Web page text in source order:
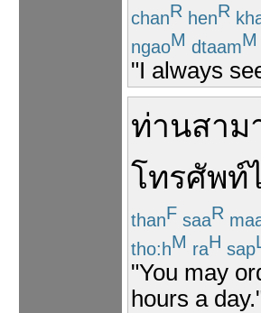
chanR henR
ngaoM dtaamM
"I always
ท่านสาม
โทรศัพท์
thanF saaR
tho:hM raH sap
"You may
hours a